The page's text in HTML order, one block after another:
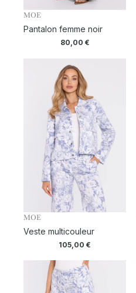
MOE
Pantalon femme noir
80,00 €
MOE
Veste multicouleur
105,00€